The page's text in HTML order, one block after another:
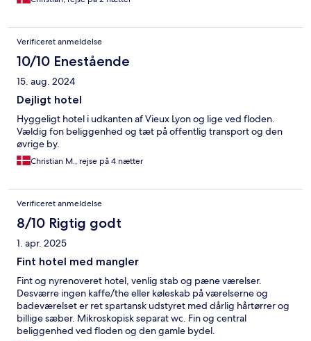
Verificeret anmeldelse
10/10 Enestående
15. aug. 2024
Dejligt hotel
Hyggeligt hotel i udkanten af Vieux Lyon og lige ved floden.
Vældig fon beliggenhed og tæt på offentlig transport og den
øvrige by.
Christian M., rejse på 4 nætter
Verificeret anmeldelse
8/10 Rigtig godt
1. apr. 2025
Fint hotel med mangler
Fint og nyrenoveret hotel, venlig stab og pæne værelser.
Desværre ingen kaffe/the eller køleskab på værelserne og
badeværelset er ret spartansk udstyret med dårlig hårtørrer og
billige sæber. Mikroskopisk separat wc. Fin og central
beliggenhed ved floden og den gamle bydel.